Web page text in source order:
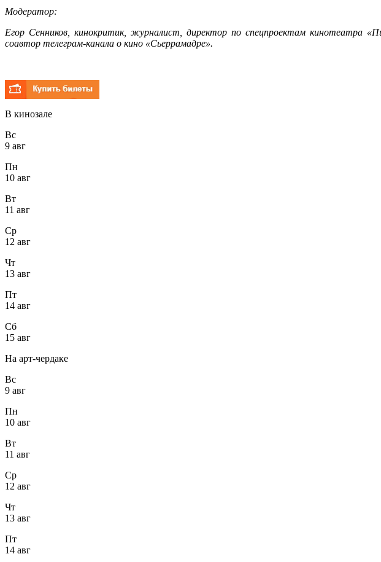
Модератор:
Егор Сенников, кинокритик, журналист, директор по спецпроектам кинотеатра
соавтор телеграм-канала о кино «Сьеррамадре».
В кинозале
Вс
9 авг
Пн
10 авг
Вт
11 авг
Ср
12 авг
Чт
13 авг
Пт
14 авг
Сб
15 авг
На арт-чердаке
Вс
9 авг
Пн
10 авг
Вт
11 авг
Ср
12 авг
Чт
13 авг
Пт
14 авг